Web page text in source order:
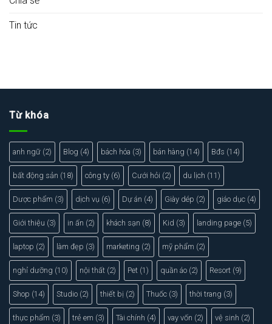
Tin tức
Từ khóa
anh ngữ (2) Blog (4) bách hóa (3) bán hàng (14) Bđs (14)
bất động sản (18) công ty (6) Cưới hỏi (2) du lịch (11)
Dược phẩm (3) dịch vụ (6) Dự án (4) Giày dép (2) giáo dục (4)
Giới thiệu (3) in ấn (2) khách sạn (8) Kid (3) landing page (5)
laptop (2) làm đẹp (3) marketing (2) mỹ phẩm (2)
nghỉ dưỡng (10) nội thất (2) Pet (1) quần áo (2) Resort (9)
Shop (14) Studio (2) thiết bị (2) Thuốc (3) thời trang (3)
thực phẩm (3) trẻ em (3) Tài chính (4) vay vốn (2) vệ sinh (2)